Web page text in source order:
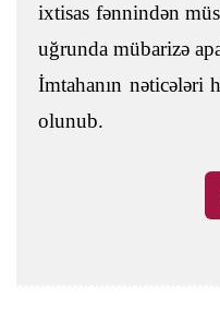
ixtisas fənnindən
uğrunda mübarizə
İmtahanın nəticələri
olunub.